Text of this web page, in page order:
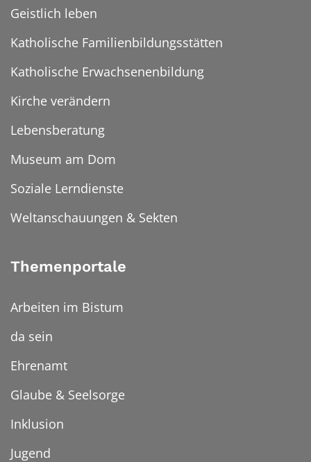
Geistlich leben
Katholische Familienbildungsstätten
Katholische Erwachsenenbildung
Kirche verändern
Lebensberatung
Museum am Dom
Soziale Lerndienste
Weltanschauungen & Sekten
Themenportale
Arbeiten im Bistum
da sein
Ehrenamt
Glaube & Seelsorge
Inklusion
Jugend